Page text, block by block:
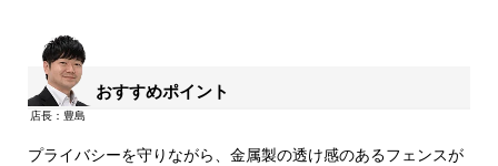
おすすめポイント
プライバシーを守りながら、金属製の透け感のあるフェンスが